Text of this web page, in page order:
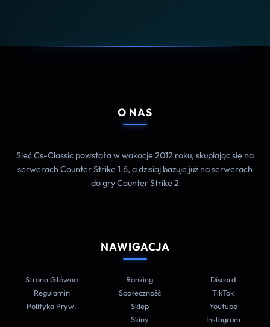
O NAS
Sieć Cs-Classic powstała w wakacje 2012 roku, skupiając się na
serwerach Counter Strike 1.6, a dzisiaj bazuje już na serwerach
do gry Counter Strike 2
NAWIGACJA
Strona Główna
Regulamin
Polityka Pryw.
Ranking
Społeczność
Sklep
Skiny
Discord
TikTok
Youtube
Instagram